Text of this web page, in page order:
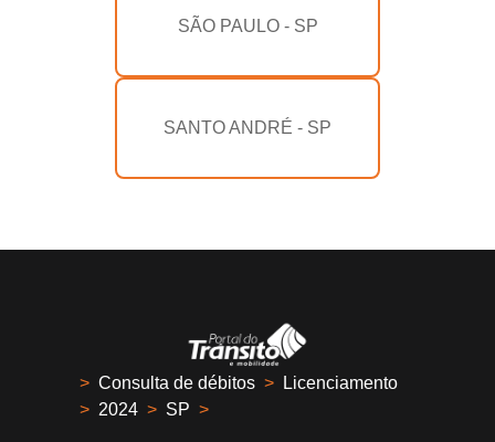
SÃO PAULO - SP
SANTO ANDRÉ - SP
> Consulta de débitos >
Licenciamento
> 2024 > SP >